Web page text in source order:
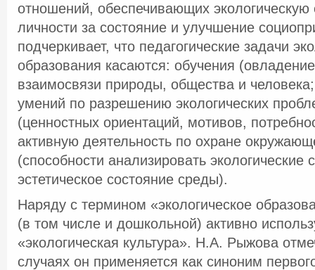
отношений, обеспечивающих экологическую
личности за состояние и улучшение
подчеркивает, что педагогические задачи
образования касаются: обучения
взаимосвязи природы, общества и
умений по разрешению экологических
(ценностных ориентаций, мотивов,
активную деятельность по охране
(способности анализировать экологические
эстетическое состояние среды).
Наряду с термином «экологическое
(в том числе и дошкольной) активно
«экологическая культура». Н.А. Рыжова
случаях он применяется как синоним